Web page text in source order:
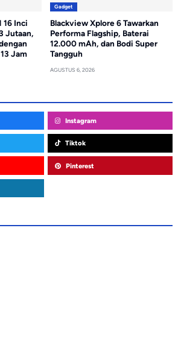
16 Inci
Jutaan,
Jam
Gadget
Blackview Xplore 6 Tawarkan
Performa Flagship, Baterai
12.000 mAh, dan Bodi Super
Tangguh
AGUSTUS 6, 2026
Instagram
Tiktok
Pinterest